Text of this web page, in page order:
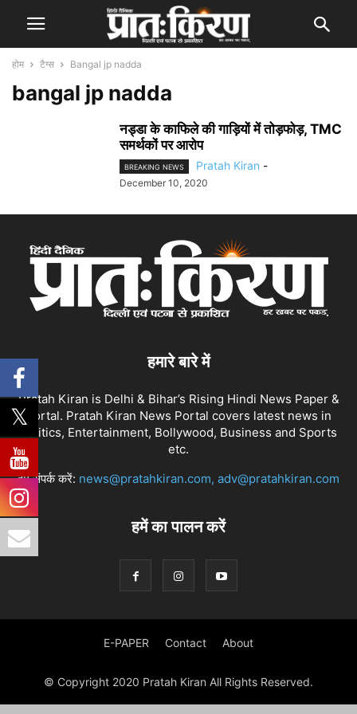
होम टैग्स Bangal jp nadda
bangal jp nadda
नड्डा के काफिले की गाड़ियों में तोड़फोड़, TMC
समर्थकों पर आरोप
BREAKING NEWS Pratah Kiran -
December 10, 2020
हमारे बारे में
Pratah Kiran is Delhi & Bihar’s Rising Hindi News Paper &
Portal. Pratah Kiran News Portal covers latest news in
Politics, Entertainment, Bollywood, Business and Sports
etc.
हमें संपर्क करें: news@pratahkiran.com, adv@pratahkiran.com
हमें का पालन करें
E-PAPER Contact About
© Copyright 2020 Pratah Kiran All Rights Reserved.